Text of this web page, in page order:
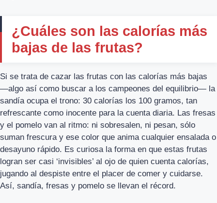
¿Cuáles son las calorías más
bajas de las frutas?
Si se trata de cazar las frutas con las calorías más bajas
—algo así como buscar a los campeones del equilibrio— la
sandía ocupa el trono: 30 calorías los 100 gramos, tan
refrescante como inocente para la cuenta diaria. Las fresas
y el pomelo van al ritmo: ni sobresalen, ni pesan, sólo
suman frescura y ese color que anima cualquier ensalada o
desayuno rápido. Es curiosa la forma en que estas frutas
logran ser casi ‘invisibles’ al ojo de quien cuenta calorías,
jugando al despiste entre el placer de comer y cuidarse.
Así, sandía, fresas y pomelo se llevan el récord.